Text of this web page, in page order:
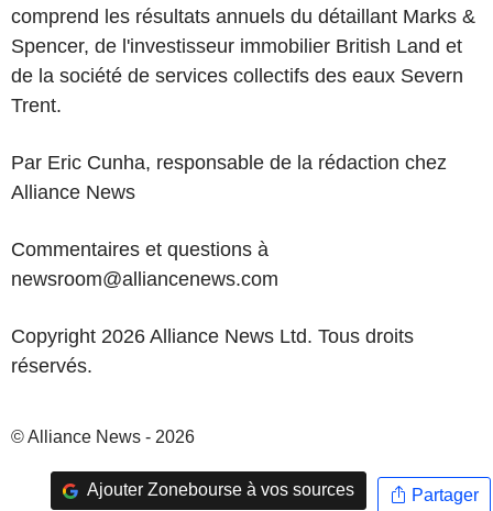
comprend les résultats annuels du détaillant Marks &
Spencer, de l'investisseur immobilier British Land et
de la société de services collectifs des eaux Severn
Trent.
Par Eric Cunha, responsable de la rédaction chez
Alliance News
Commentaires et questions à
newsroom@alliancenews.com
Copyright 2026 Alliance News Ltd. Tous droits
réservés.
© Alliance News - 2026
Ajouter Zonebourse à vos sources Partager